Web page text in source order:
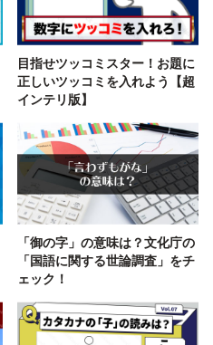
目指せツッコミスター！お題に
正しいツッコミを入れよう【超
インテリ版】
「御の字」の意味は？文化庁の
「国語に関する世論調査」をチ
ェック！